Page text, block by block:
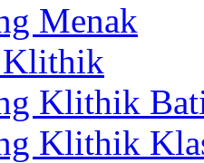
Menak
Klithik
Klithik
Klithik